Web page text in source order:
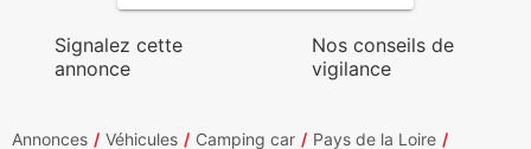
Signalez cette
annonce
Nos conseils de
vigilance
Annonces Véhicules Camping car
Pays de la Loire